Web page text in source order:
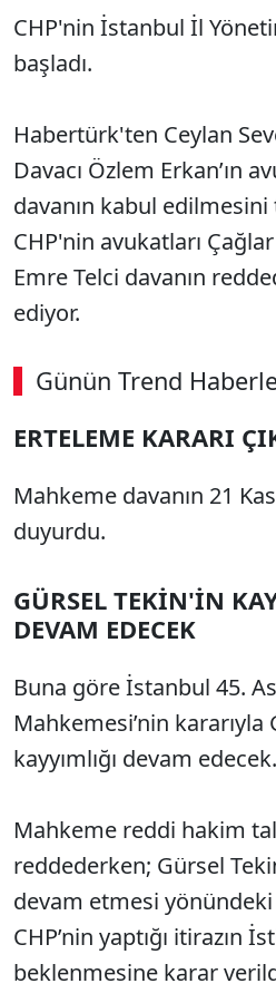
CHP'nin İstanbul İl
başladı.
Habertürk'ten Ceylan
Davacı Özlem Erkan’ın
davanın kabul
CHP'nin avukatları
Emre Telci davanın
ediyor.
Günün Trend
00:02 / 09:08
ERTELEME KARARI
Mahkeme davanın 21
duyurdu.
GÜRSEL TEKİN'İN
DEVAM EDECEK
Buna göre İstanbul 45.
Mahkemesi’nin kararıyla
kayyımlığı devam edecek.
Mahkeme reddi hakim
reddederken; Gürsel
devam etmesi
CHP’nin yaptığı itirazın
beklenmesine karar